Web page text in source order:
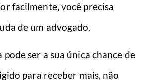
facilmente, você precisa
de um advogado.
pode ser a sua única chance de
para receber mais, não